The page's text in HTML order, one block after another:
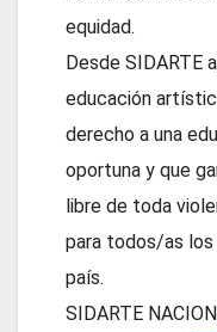
equidad.
Desde SIDARTE
educación
derecho a una
oportuna y que
libre de toda
para todos/as
país.
SIDARTE